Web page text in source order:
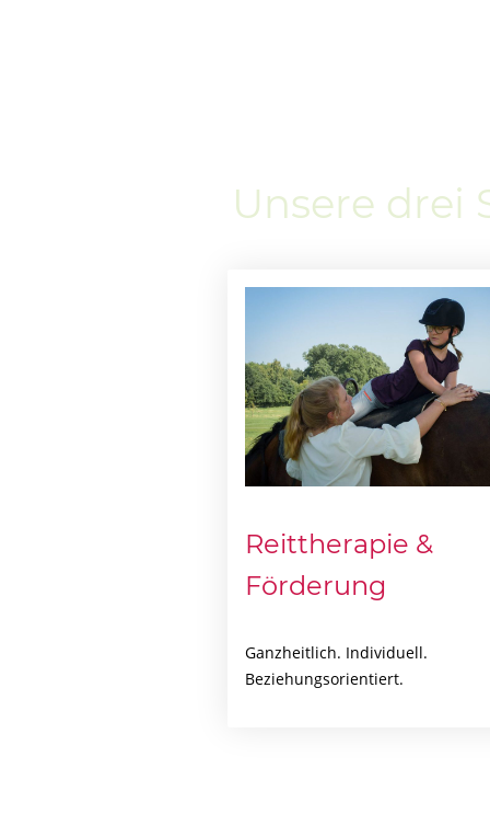
Unsere drei
Reittherapie &
Förderung
Ganzheitlich. Individuell.
Beziehungsorientiert.